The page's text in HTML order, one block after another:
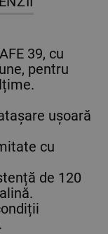
39, cu
pentru
ușoară
cu
de 120